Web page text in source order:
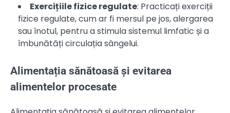
Exercițiile fizice regulate: Practicați exerciții
fizice regulate, cum ar fi mersul pe jos, alergarea
sau înotul, pentru a stimula sistemul limfatic și a
îmbunătăți circulația sângelui.
Alimentația sănătoasă și evitarea
alimentelor procesate